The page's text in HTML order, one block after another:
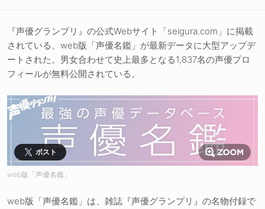
『声優グランプリ』の公式Webサイト「seigura.com」に掲載
されている、web版「声優名鑑」が最新データに大型アップデ
ートされた。男女合わせて史上最多となる1,837名の声優プロ
フィールが無料公開されている。
ポスト
web版「声優名鑑」
web版「声優名鑑」は、雑誌『声優グランプリ』の名物付録で